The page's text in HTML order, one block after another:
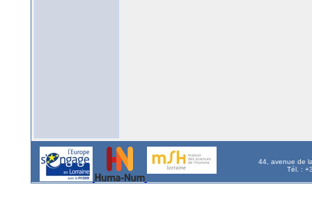
44, avenue de
Tél. :